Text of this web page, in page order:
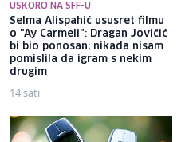
USKORO NA SFF-U
Selma Alispahić ususret filmu
o "Ay Carmeli": Dragan Jovičić
bi bio ponosan; nikada nisam
pomislila da igram s nekim
drugim
14 sati